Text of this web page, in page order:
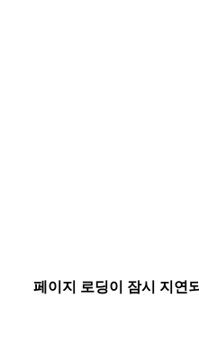
페이지 로딩이 잠시 지연